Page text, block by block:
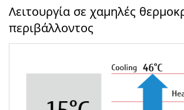
Λειτουργία σε χαμηλές
περιβάλλοντος